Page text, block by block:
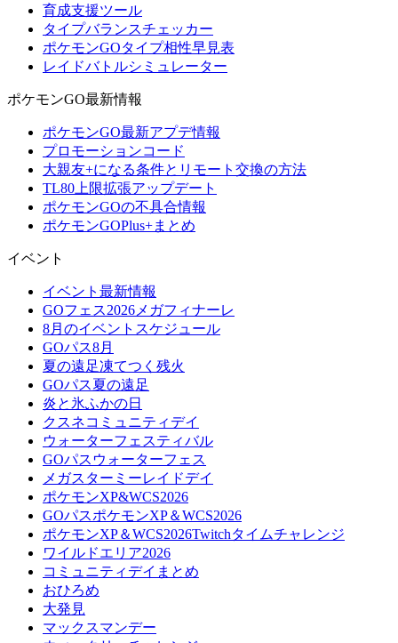
育成支援ツール
タイプバランスチェッカー
ポケモンGOタイプ相性早見表
レイドバトルシミュレーター
ポケモンGO最新情報
ポケモンGO最新アプデ情報
プロモーションコード
大親友+になる条件とリモート交換の方法
TL80上限拡張アップデート
ポケモンGOの不具合情報
ポケモンGOPlus+まとめ
イベント
イベント最新情報
GOフェス2026メガフィナーレ
8月のイベントスケジュール
GOパス8月
夏の遠足凍てつく残火
GOパス夏の遠足
炎と氷ふかの日
クスネコミュニティデイ
ウォーターフェスティバル
GOパスウォーターフェス
メガスターミーレイドデイ
ポケモンXP&WCS2026
GOパスポケモンXP＆WCS2026
ポケモンXP＆WCS2026Twitchタイムチャレンジ
ワイルドエリア2026
コミュニティデイまとめ
おひろめ
大発見
マックスマンデー